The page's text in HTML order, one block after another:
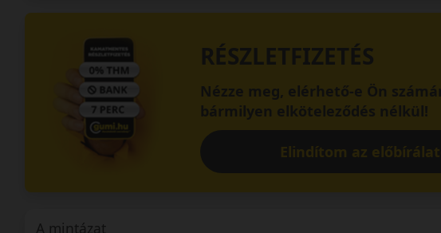
RÉSZLETFIZETÉS
Nézze meg, elérhető-e Ön
bármilyen elköteleződés nélkül!
Elindítom az
A mintázat